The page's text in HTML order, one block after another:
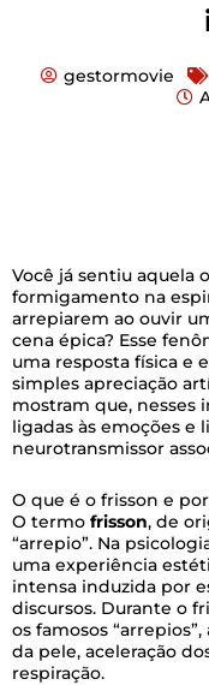
gestormovie
Você já sentiu aquela
formigamento na
arrepiarem ao ouvir
cena épica? Esse
uma resposta física e
simples apreciação
mostram que, nesses
ligadas às emoções e
neurotransmissor
O que é o frisson e
O termo frisson, de
“arrepio”. Na
uma experiência
intensa induzida por
discursos. Durante o
os famosos
da pele, aceleração
respiração.